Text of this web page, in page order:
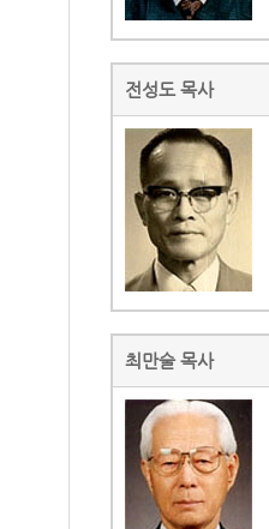
전성도 목사
최만술 목사